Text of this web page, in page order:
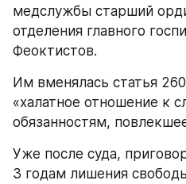
медслужбы старший
отделения главного
Феоктистов.
Им вменялась статья
«халатное отношение к
обязанностям,
Уже после суда,
3 годам лишения